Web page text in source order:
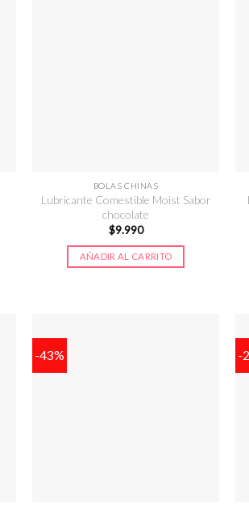
BOLAS CHINAS
Lubricante Comestible Moist Sabor
chocolate
$9.990
AÑADIR AL CARRITO
-43% -